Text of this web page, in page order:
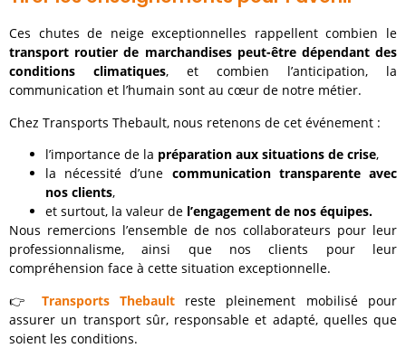
Ces chutes de neige exceptionnelles rappellent combien le
transport routier de marchandises peut-être dépendant des
conditions climatiques, et combien l’anticipation, la
communication et l’humain sont au cœur de notre métier.
Chez Transports Thebault, nous retenons de cet événement :
l’importance de la préparation aux situations de crise,
la nécessité d’une communication transparente avec
nos clients,
et surtout, la valeur de l’engagement de nos équipes.
Nous remercions l’ensemble de nos collaborateurs pour leur
professionnalisme, ainsi que nos clients pour leur
compréhension face à cette situation exceptionnelle.
👉 Transports Thebaultreste pleinement mobilisé pour
assurer un transport sûr, responsable et adapté, quelles que
soient les conditions.